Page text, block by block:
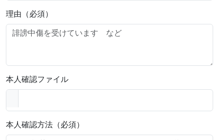
理由（必須）
本人確認ファイル
本人確認方法（必須）